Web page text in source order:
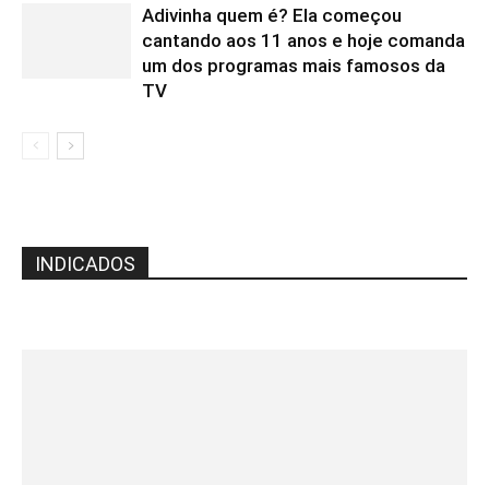
Adivinha quem é? Ela começou
cantando aos 11 anos e hoje comanda
um dos programas mais famosos da
TV
INDICADOS